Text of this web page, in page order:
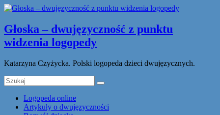
Głoska – dwujęzyczność z punktu
widzenia logopedy
Katarzyna Czyżycka. Polski logopeda dzieci dwujęzycznych.
Logopeda online
Artykuły o dwujęzyczności